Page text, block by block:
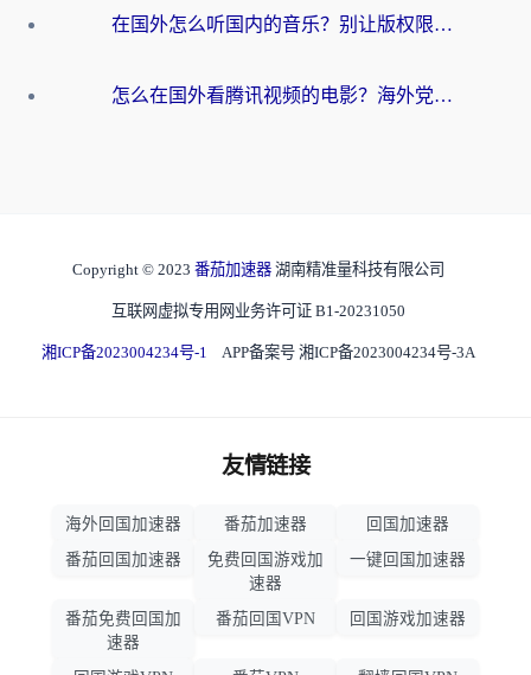
在国外怎么听国内的音乐？别让版权限制断了你的华语歌单
怎么在国外看腾讯视频的电影？海外党亲测有效的回国加速指南
Copyright © 2023 番茄加速器 湖南精准量科技有限公司
互联网虚拟专用网业务许可证 B1-20231050
湘ICP备2023004234号-1 APP备案号 湘ICP备2023004234号-3A
友情链接
海外回国加速器 番茄加速器
回国加速器
番茄回国加速器
免费回国游戏加
速器
一键回国加速器
番茄免费回国加
速器
番茄回国VPN 回国游戏加速器